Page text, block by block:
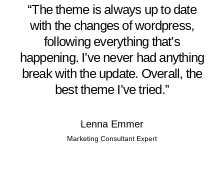
“The theme is always up to date
with the changes of wordpress,
following everything that’s
happening. I’ve never had anything
break with the update. Overall, the
best theme I’ve tried.”
Lenna Emmer
Marketing Consultant Expert